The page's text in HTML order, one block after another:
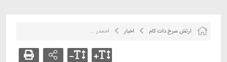
ارتش سرخ دات کام اخبار احمدر ...